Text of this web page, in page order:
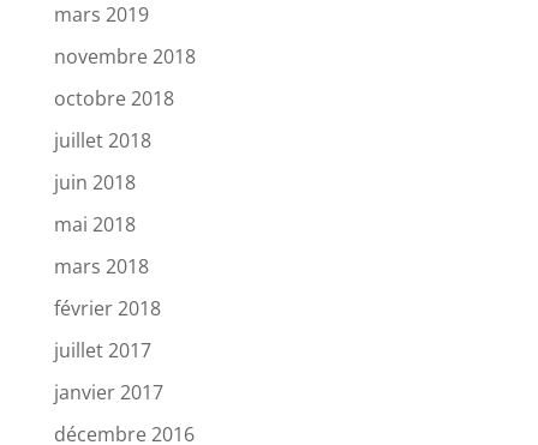
mars 2019
novembre 2018
octobre 2018
juillet 2018
juin 2018
mai 2018
mars 2018
février 2018
juillet 2017
janvier 2017
décembre 2016